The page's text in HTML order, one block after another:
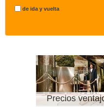
de ida y vuelta
Precios